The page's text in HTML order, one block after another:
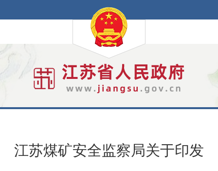
江苏煤矿安全监察局关于印发